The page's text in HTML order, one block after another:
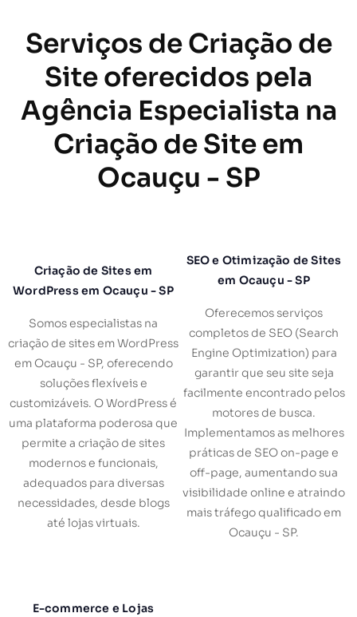
Serviços de Criação de
Site oferecidos pela
Agência Especialista na
Criação de Site em
Ocauçu - SP
Criação de Sites em
WordPress em Ocauçu - SP
Somos especialistas na
criação de sites em WordPress
em Ocauçu - SP, oferecendo
soluções flexíveis e
customizáveis. O WordPress é
uma plataforma poderosa que
permite a criação de sites
modernos e funcionais,
adequados para diversas
necessidades, desde blogs
até lojas virtuais.
SEO e Otimização de Sites
em Ocauçu - SP
Oferecemos serviços
completos de SEO (Search
Engine Optimization) para
garantir que seu site seja
facilmente encontrado pelos
motores de busca.
Implementamos as melhores
práticas de SEO on-page e
off-page, aumentando sua
visibilidade online e atraindo
mais tráfego qualificado em
Ocauçu - SP.
E-commerce e Lojas